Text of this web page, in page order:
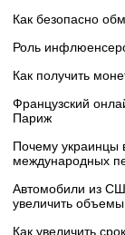
Как безопасно
Роль
Как получить
Французский
Париж
Почему украинцы
международных
Автомобили из
увеличить
Как увеличить